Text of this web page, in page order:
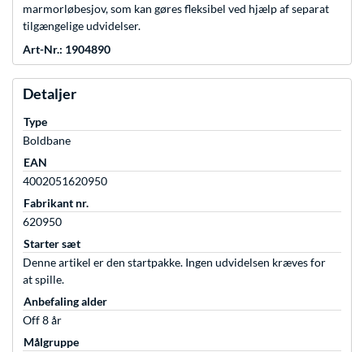
marmorløbesjov, som kan gøres fleksibel ved hjælp af separat
tilgængelige udvidelser.
Art-Nr.: 1904890
Detaljer
Type
Boldbane
EAN
4002051620950
Fabrikant nr.
620950
Starter sæt
Denne artikel er den startpakke. Ingen udvidelsen kræves for
at spille.
Anbefaling alder
Off 8 år
Målgruppe